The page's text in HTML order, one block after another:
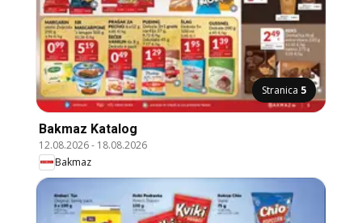
Stranica 5
Bakmaz Katalog
12.08.2026- 18.08.2026
Bakmaz